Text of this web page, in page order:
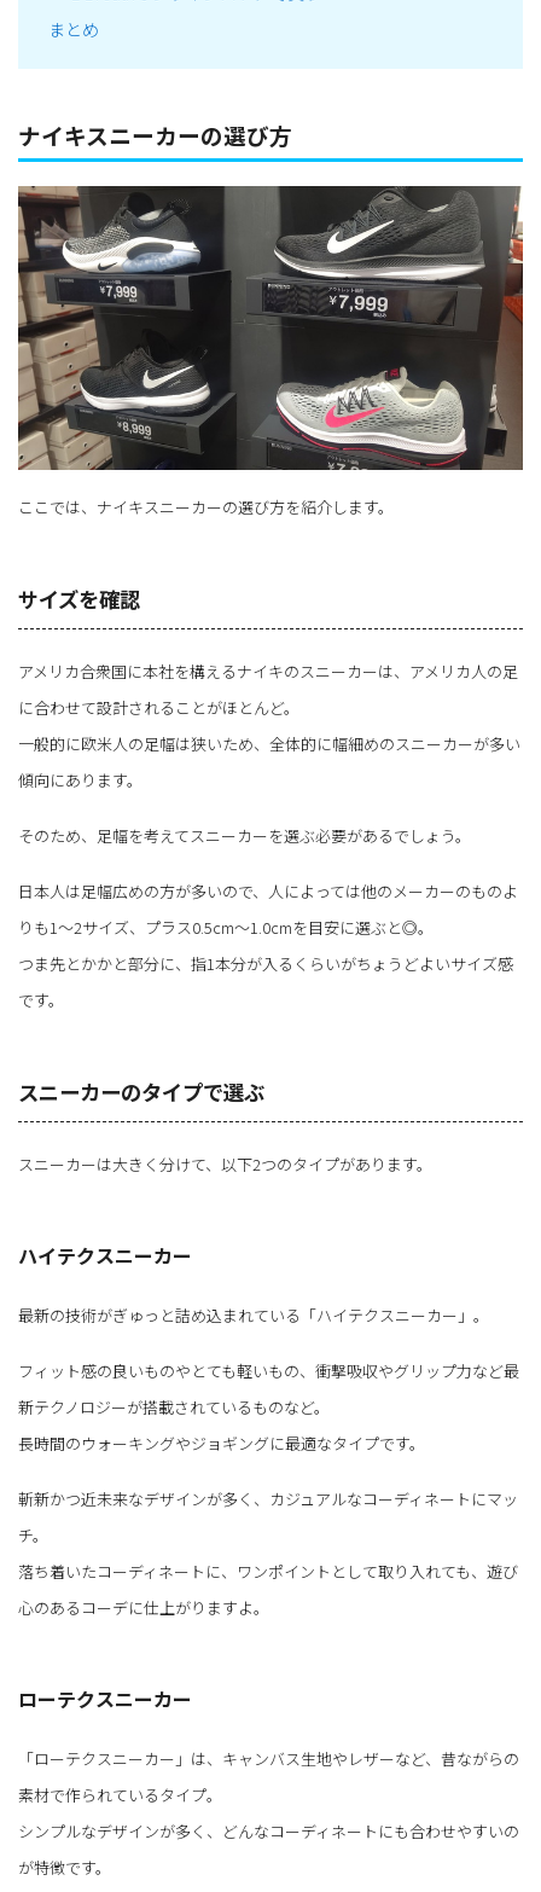
まとめ
ナイキスニーカーの選び方
ここでは、ナイキスニーカーの選び方を紹介します。
サイズを確認
アメリカ合衆国に本社を構えるナイキのスニーカーは、アメリカ人の足
に合わせて設計されることがほとんど。
一般的に欧米人の足幅は狭いため、全体的に幅細めのスニーカーが多い
傾向にあります。
そのため、足幅を考えてスニーカーを選ぶ必要があるでしょう。
日本人は足幅広めの方が多いので、人によっては他のメーカーのものよ
りも1～2サイズ、プラス0.5cm～1.0cmを目安に選ぶと◎。
つま先とかかと部分に、指1本分が入るくらいがちょうどよいサイズ感
です。
スニーカーのタイプで選ぶ
スニーカーは大きく分けて、以下2つのタイプがあります。
ハイテクスニーカー
最新の技術がぎゅっと詰め込まれている「ハイテクスニーカー」。
フィット感の良いものやとても軽いもの、衝撃吸収やグリップ力など最
新テクノロジーが搭載されているものなど。
長時間のウォーキングやジョギングに最適なタイプです。
斬新かつ近未来なデザインが多く、カジュアルなコーディネートにマッ
チ。
落ち着いたコーディネートに、ワンポイントとして取り入れても、遊び
心のあるコーデに仕上がりますよ。
ローテクスニーカー
「ローテクスニーカー」は、キャンバス生地やレザーなど、昔ながらの
素材で作られているタイプ。
シンプルなデザインが多く、どんなコーディネートにも合わせやすいの
が特徴です。